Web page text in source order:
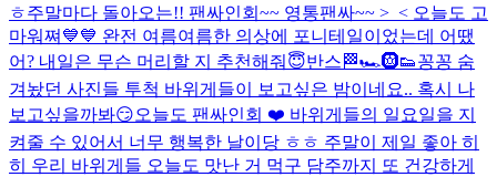
ㅎ주말마다 돌아오는!! 팬싸인회~~ 영통팬싸~~ >_< 오늘도 고
마워쪄💙💙 완전 여름여름한 의상에 포니테일이었는데 어땠
어? 내일은 무슨 머리할 지 추천해줘😇반스🏁🏎️🛞👟꽁꽁 숨
겨놨던 사진들 투척 바위게들이 보고싶은 밤이네요.. 혹시 나
보고싶을까봐😏오늘도 팬싸인회 ❤️ 바위게들의 일요일을 지
켜줄 수 있어서 너무 행복한 날이당 ㅎㅎ 주말이 제일 좋아 히
히 우리 바위게들 오늘도 맛난 거 먹구 담주까지 또 건강하게